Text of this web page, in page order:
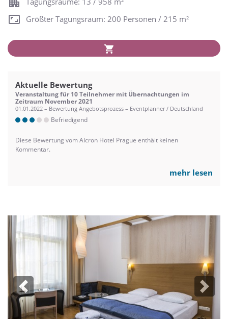
Größter Tagungsraum: 200 Personen / 215 m²
Aktuelle Bewertung
Veranstaltung für 10 Teilnehmer mit Übernachtungen im
Zeitraum November 2021
01.01.2022 – Bewertung Angebotsprozess – Eventplanner / Deutschland
Befriedigend
Diese Bewertung vom Alcron Hotel Prague enthält keinen
Kommentar.
mehr lesen
Previous Next